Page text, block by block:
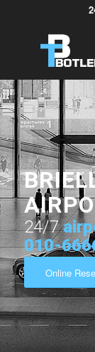
24/7
010-
Online